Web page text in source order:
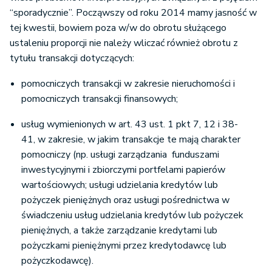
“sporadycznie”. Począwszy od roku 2014 mamy jasność w
tej kwestii, bowiem poza w/w do obrotu służącego
ustaleniu proporcji nie należy wliczać również obrotu z
tytułu transakcji dotyczących:
pomocniczych transakcji w zakresie nieruchomości i
pomocniczych transakcji finansowych;
usług wymienionych w art. 43 ust. 1 pkt 7, 12 i 38-
41, w zakresie, w jakim transakcje te mają charakter
pomocniczy (np. usługi zarządzania funduszami
inwestycyjnymi i zbiorczymi portfelami papierów
wartościowych; usługi udzielania kredytów lub
pożyczek pieniężnych oraz usługi pośrednictwa w
świadczeniu usług udzielania kredytów lub pożyczek
pieniężnych, a także zarządzanie kredytami lub
pożyczkami pieniężnymi przez kredytodawcę lub
pożyczkodawcę).